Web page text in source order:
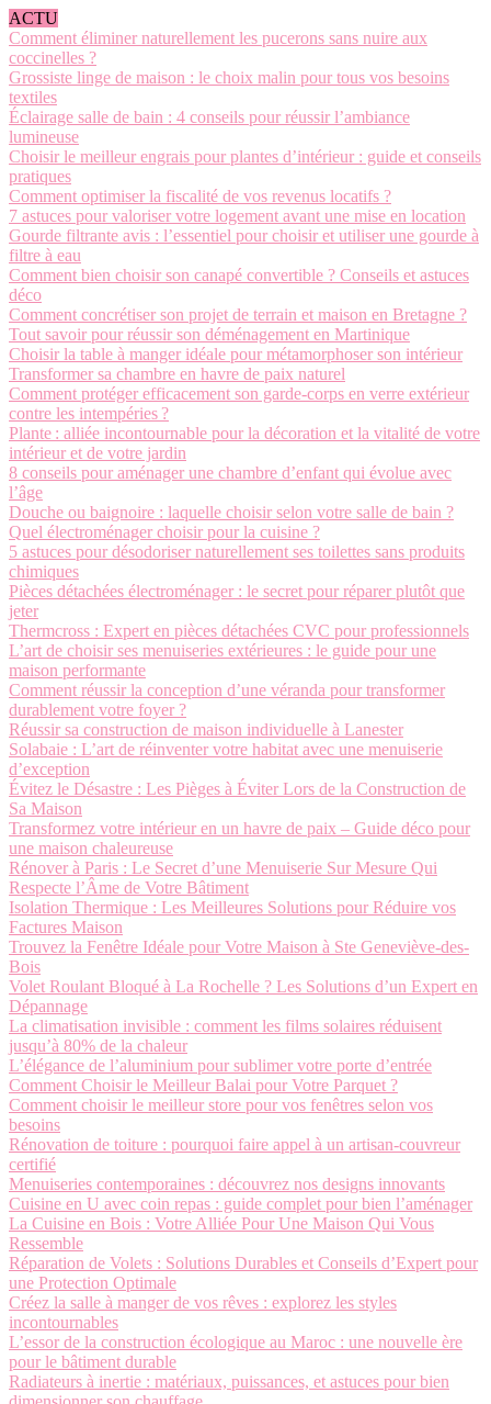
ACTU
Comment éliminer naturellement les pucerons sans nuire aux
coccinelles ?
Grossiste linge de maison : le choix malin pour tous vos besoins
textiles
Éclairage salle de bain : 4 conseils pour réussir l’ambiance
lumineuse
Choisir le meilleur engrais pour plantes d’intérieur : guide et conseils
pratiques
Comment optimiser la fiscalité de vos revenus locatifs ?
7 astuces pour valoriser votre logement avant une mise en location
Gourde filtrante avis : l’essentiel pour choisir et utiliser une gourde à
filtre à eau
Comment bien choisir son canapé convertible ? Conseils et astuces
déco
Comment concrétiser son projet de terrain et maison en Bretagne ?
Tout savoir pour réussir son déménagement en Martinique
Choisir la table à manger idéale pour métamorphoser son intérieur
Transformer sa chambre en havre de paix naturel
Comment protéger efficacement son garde-corps en verre extérieur
contre les intempéries ?
Plante : alliée incontournable pour la décoration et la vitalité de votre
intérieur et de votre jardin
8 conseils pour aménager une chambre d’enfant qui évolue avec
l’âge
Douche ou baignoire : laquelle choisir selon votre salle de bain ?
Quel électroménager choisir pour la cuisine ?
5 astuces pour désodoriser naturellement ses toilettes sans produits
chimiques
Pièces détachées électroménager : le secret pour réparer plutôt que
jeter
Thermcross : Expert en pièces détachées CVC pour professionnels
L’art de choisir ses menuiseries extérieures : le guide pour une
maison performante
Comment réussir la conception d’une véranda pour transformer
durablement votre foyer ?
Réussir sa construction de maison individuelle à Lanester
Solabaie : L’art de réinventer votre habitat avec une menuiserie
d’exception
Évitez le Désastre : Les Pièges à Éviter Lors de la Construction de
Sa Maison
Transformez votre intérieur en un havre de paix – Guide déco pour
une maison chaleureuse
Rénover à Paris : Le Secret d’une Menuiserie Sur Mesure Qui
Respecte l’Âme de Votre Bâtiment
Isolation Thermique : Les Meilleures Solutions pour Réduire vos
Factures Maison
Trouvez la Fenêtre Idéale pour Votre Maison à Ste Geneviève-des-
Bois
Volet Roulant Bloqué à La Rochelle ? Les Solutions d’un Expert en
Dépannage
La climatisation invisible : comment les films solaires réduisent
jusqu’à 80% de la chaleur
L’élégance de l’aluminium pour sublimer votre porte d’entrée
Comment Choisir le Meilleur Balai pour Votre Parquet ?
Comment choisir le meilleur store pour vos fenêtres selon vos
besoins
Rénovation de toiture : pourquoi faire appel à un artisan-couvreur
certifié
Menuiseries contemporaines : découvrez nos designs innovants
Cuisine en U avec coin repas : guide complet pour bien l’aménager
La Cuisine en Bois : Votre Alliée Pour Une Maison Qui Vous
Ressemble
Réparation de Volets : Solutions Durables et Conseils d’Expert pour
une Protection Optimale
Créez la salle à manger de vos rêves : explorez les styles
incontournables
L’essor de la construction écologique au Maroc : une nouvelle ère
pour le bâtiment durable
Radiateurs à inertie : matériaux, puissances, et astuces pour bien